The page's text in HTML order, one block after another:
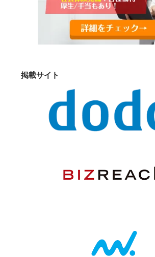
掲載サイト